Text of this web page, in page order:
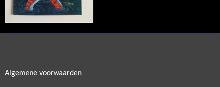
Algemene voorwaarden